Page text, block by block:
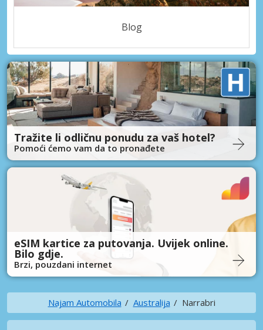
Blog
Tražite li odličnu ponudu za vaš hotel?
Pomoći ćemo vam da to pronađete
eSIM kartice za putovanja. Uvijek online.
Bilo gdje.
Brzi, pouzdani internet
Najam Automobila Australija Narrabri